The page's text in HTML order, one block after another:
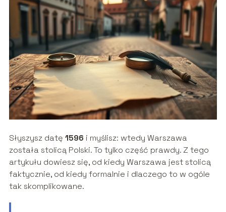
Słyszysz datę 1596 i myślisz: wtedy Warszawa
została stolicą Polski. To tylko część prawdy. Z tego
artykułu dowiesz się, od kiedy Warszawa jest stolicą
faktycznie, od kiedy formalnie i dlaczego to w ogóle
tak skomplikowane.